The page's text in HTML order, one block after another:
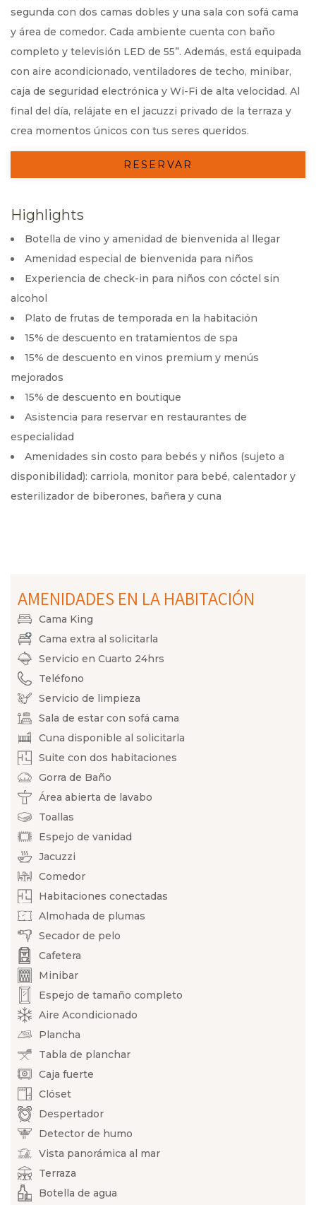
segunda con dos camas dobles y una sala con sofá cama
y área de comedor. Cada ambiente cuenta con baño
completo y televisión LED de 55”. Además, está equipada
con aire acondicionado, ventiladores de techo, minibar,
caja de seguridad electrónica y Wi-Fi de alta velocidad. Al
final del día, relájate en el jacuzzi privado de la terraza y
crea momentos únicos con tus seres queridos.
RESERVAR
Highlights
Botella de vino y amenidad de bienvenida al llegar
Amenidad especial de bienvenida para niños
Experiencia de check-in para niños con cóctel sin
alcohol
Plato de frutas de temporada en la habitación
15% de descuento en tratamientos de spa
15% de descuento en vinos premium y menús
mejorados
15% de descuento en boutique
Asistencia para reservar en restaurantes de
especialidad
Amenidades sin costo para bebés y niños (sujeto a
disponibilidad): carriola, monitor para bebé, calentador y
esterilizador de biberones, bañera y cuna
AMENIDADES EN LA HABITACIÓN
Cama King
Cama extra al solicitarla
Servicio en Cuarto 24hrs
Teléfono
Servicio de limpieza
Sala de estar con sofá cama
Cuna disponible al solicitarla
Suite con dos habitaciones
Gorra de Baño
Área abierta de lavabo
Toallas
Espejo de vanidad
Jacuzzi
Comedor
Habitaciones conectadas
Almohada de plumas
Secador de pelo
Cafetera
Minibar
Espejo de tamaño completo
Aire Acondicionado
Plancha
Tabla de planchar
Caja fuerte
Clóset
Despertador
Detector de humo
Vista panorámica al mar
Terraza
Botella de agua